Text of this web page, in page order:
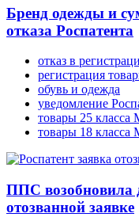
Бренд одежды и
отказа Роспатента
отказ в
регистрация
обувь и одежда
уведомление
товары 25
товары 18
ППС возобновила
отозванной заявке